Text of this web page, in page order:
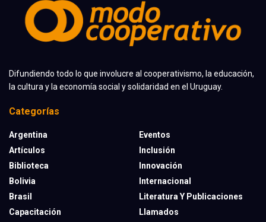
Difundiendo todo lo que involucre al cooperativismo, la educación,
la cultura y la economía social y solidaridad en el Uruguay.
Categorías
Argentina
Artículos
Biblioteca
Bolivia
Brasil
Capacitación
Eventos
Inclusión
Innovación
Internacional
Literatura Y Publicaciones
Llamados